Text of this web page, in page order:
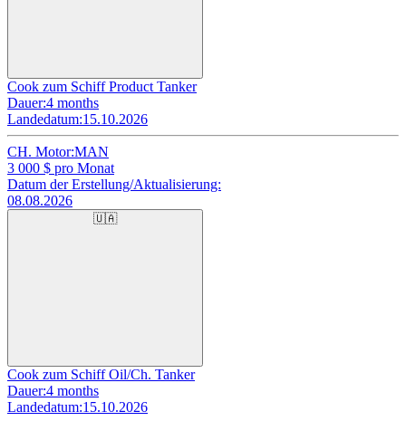
Cook zum Schiff Product Tanker
Dauer:4 months
Landedatum:15.10.2026
CH. Motor:MAN
3 000 $ pro Monat
Datum der Erstellung/Aktualisierung:
08.08.2026
🇺🇦
Cook zum Schiff Oil/Ch. Tanker
Dauer:4 months
Landedatum:15.10.2026